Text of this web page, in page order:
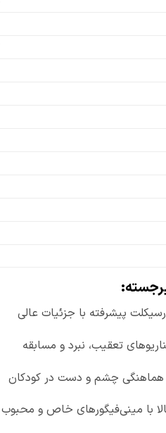
پیشرفته با جزئیات عالی
تعقیب، نبرد و مسابقه
چشم و دست در کودکان
با مینی‌فیگورهای خاص و محبوب